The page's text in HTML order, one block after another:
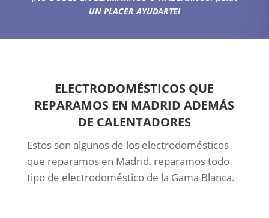
UN PLACER AYUDARTE!
ELECTRODOMÉSTICOS QUE
REPARAMOS EN MADRID ADEMÁS
DE CALENTADORES
Estos son algunos de los electrodomésticos
que reparamos en Madrid, reparamos todo
tipo de electrodoméstico de la Gama Blanca.